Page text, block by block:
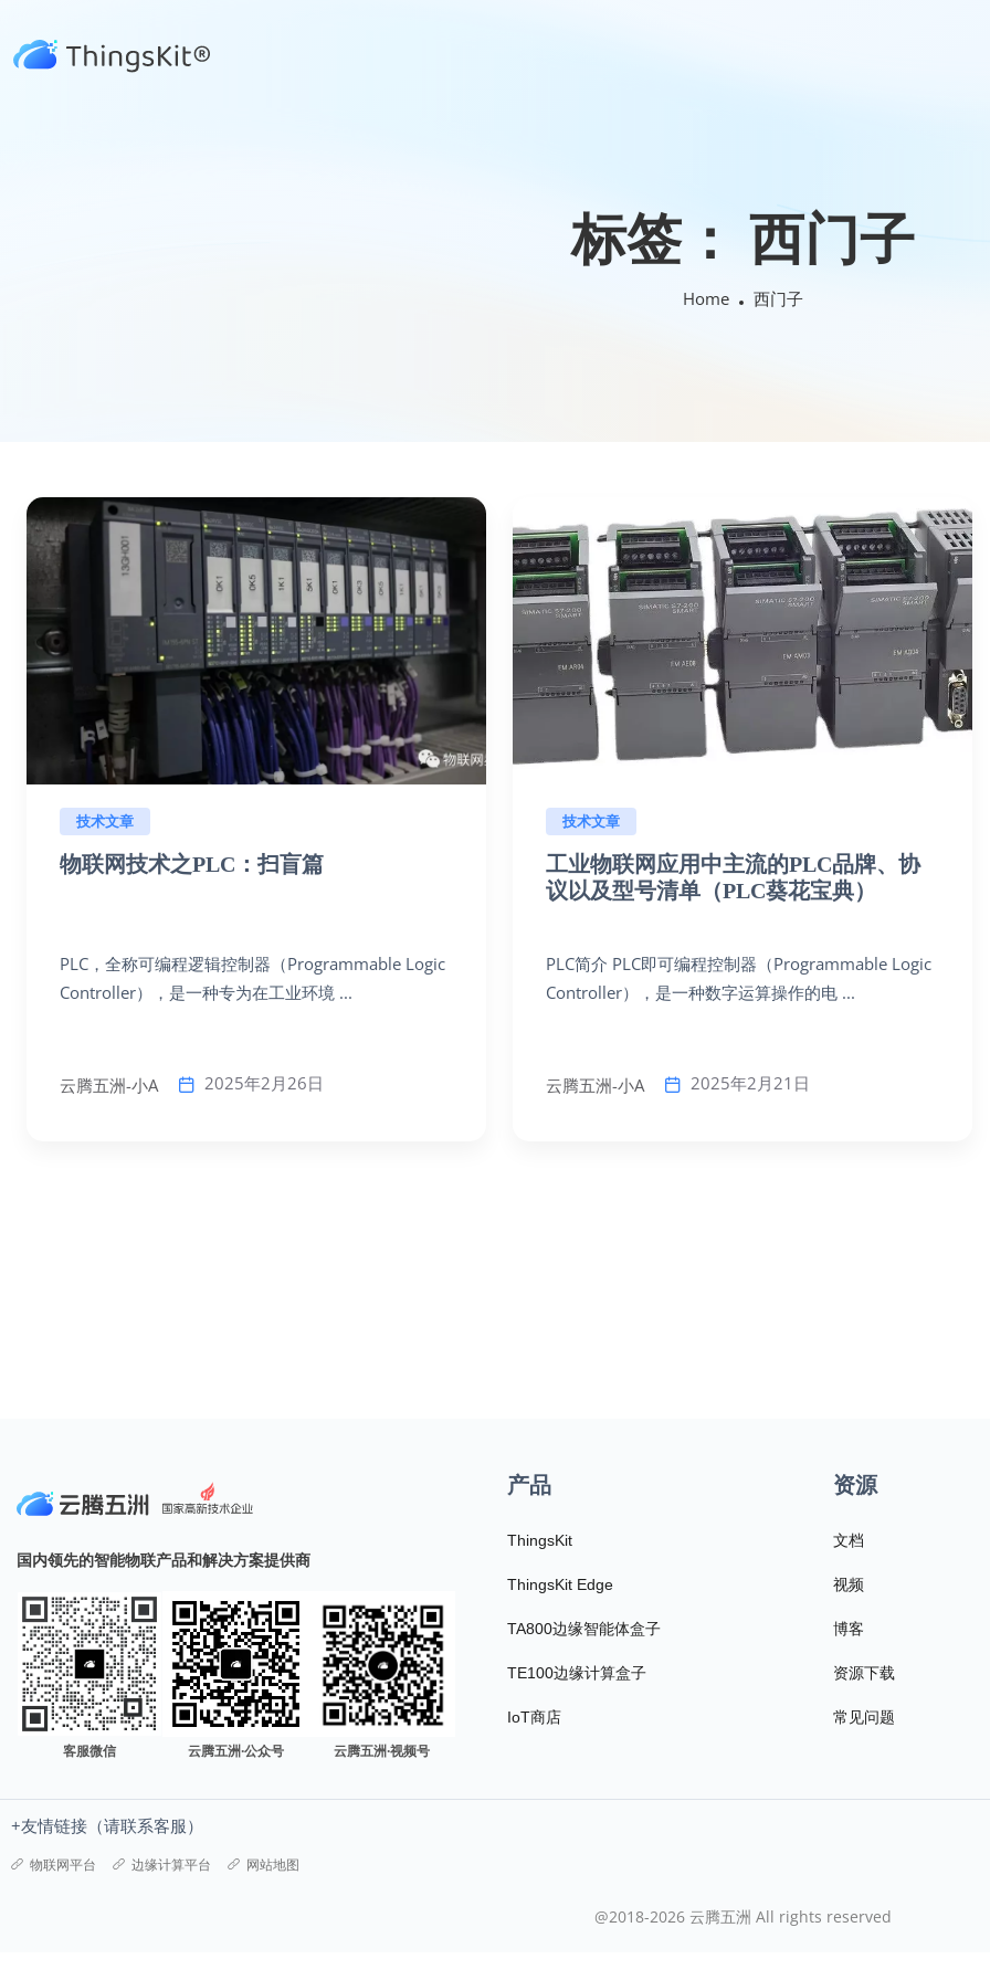
标签： 西门子
Home 西门子
技术文章
物联网技术之PLC：扫盲篇
PLC，全称可编程逻辑控制器（Programmable Logic
Controller），是一种专为在工业环境 ...
云腾五洲-小A 2025年2月26日
技术文章
工业物联网应用中主流的PLC品牌、协
议以及型号清单（PLC葵花宝典）
PLC简介 PLC即可编程控制器（Programmable Logic
Controller），是一种数字运算操作的电 ...
云腾五洲-小A 2025年2月21日
国内领先的智能物联产品和解决方案提供商
客服微信 云腾五洲·公众号 云腾五洲·视频号
产品
ThingsKit
ThingsKit Edge
TA800边缘智能体盒子
TE100边缘计算盒子
IoT商店
资源
文档
视频
博客
资源下载
常见问题
+友情链接（请联系客服）
物联网平台 边缘计算平台 网站地图
@2018-2026 云腾五洲 All rights reserved